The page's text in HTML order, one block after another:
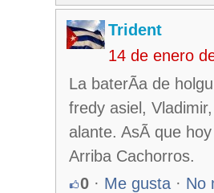
Trident
14 de enero
La baterÃ­a de
fredy asiel,
alante. AsÃ­ que
Arriba Cachorros.
0 · Me gusta · No